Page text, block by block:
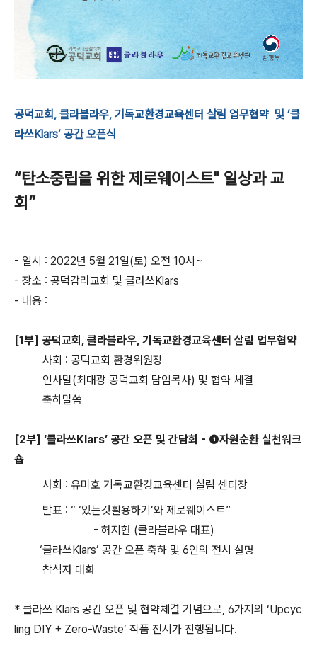
공덕교회, 클라블라우, 기독교환경교육센터 살림 업무협약 및 ‘클
라쓰Klars’ 공간 오픈식
“탄소중립을 위한 제로웨이스트" 일상과 교
회”
- 일시 : 2022년 5월 21일(토) 오전 10시~
- 장소 : 공덕감리교회 및 클라쓰Klars
- 내용 :
[1부] 공덕교회, 클라블라우, 기독교환경교육센터 살림 업무협약
사회 : 공덕교회 환경위원장
인사말(최대광 공덕교회 담임목사) 및 협약 체결
축하말씀
[2부] ‘클라쓰Klars’ 공간 오픈 및 간담회 - ❶자원순환 실천워크
숍
사회 : 유미호 기독교환경교육센터 살림 센터장
발표 : “ ‘있는것활용하기’와 제로웨이스트”
- 허지현 (클라블라우 대표)
‘클라쓰Klars’ 공간 오픈 축하 및 6인의 전시 설명
참석자 대화
* 클라쓰 Klars 공간 오픈 및 협약체결 기념으로, 6가지의 ‘Upcyc
ling DIY + Zero-Waste’ 작품 전시가 진행됩니다.